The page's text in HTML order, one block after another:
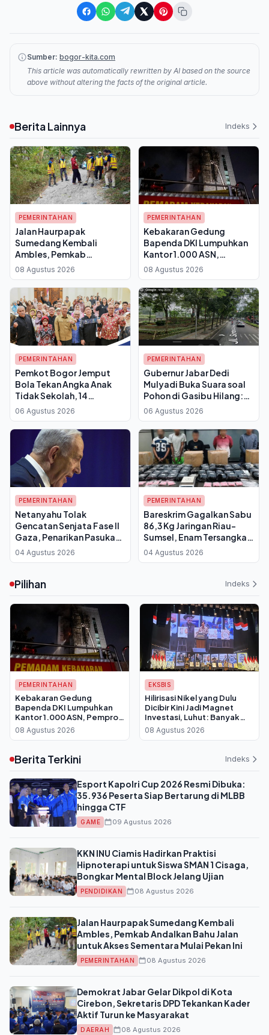
Sumber: bogor-kita.com
This article was automatically rewritten by AI based on the source
above without altering the facts of the original article.
Berita Lainnya Indeks
PEMERINTAHAN
Jalan Haurpapak
Sumedang Kembali
Ambles, Pemkab
Andalkan Bahu Jalan
untuk Akses Sementara
Mulai Pekan Ini
08 Agustus 2026
PEMERINTAHAN
Kebakaran Gedung
Bapenda DKI Lumpuhkan
Kantor 1.000 ASN,
Pemprov Berlakukan WFH
Bergantian
08 Agustus 2026
PEMERINTAHAN
Pemkot Bogor Jemput
Bola Tekan Angka Anak
Tidak Sekolah, 14
Kelurahan Belum Punya
PKBM
06 Agustus 2026
PEMERINTAHAN
Gubernur Jabar Dedi
Mulyadi Buka Suara soal
Pohon di Gasibu Hilang:
Angsana Kecil Diganti 50
Pohon Asem Jawa
06 Agustus 2026
PEMERINTAHAN
Netanyahu Tolak
Gencatan Senjata Fase II
Gaza, Penarikan Pasukan
Israel Batal Dilakukan
04 Agustus 2026
PEMERINTAHAN
Bareskrim Gagalkan Sabu
86,3 Kg Jaringan Riau-
Sumsel, Enam Tersangka
dan Dua DPO
04 Agustus 2026
Pilihan Indeks
PEMERINTAHAN
Kebakaran Gedung
Bapenda DKI Lumpuhkan
Kantor 1.000 ASN, Pemprov
Berlakukan WFH Bergantian
08 Agustus 2026
EKSBIS
Hilirisasi Nikel yang Dulu
Dicibir Kini Jadi Magnet
Investasi, Luhut: Banyak
yang Antre Temui Bahlil
08 Agustus 2026
Berita Terkini Indeks
Esport Kapolri Cup 2026 Resmi Dibuka:
35.936 Peserta Siap Bertarung di MLBB
hingga CTF
GAME 09 Agustus 2026
KKN INU Ciamis Hadirkan Praktisi
Hipnoterapi untuk Siswa SMAN 1 Cisaga,
Bongkar Mental Block Jelang Ujian
PENDIDIKAN 08 Agustus 2026
Jalan Haurpapak Sumedang Kembali
Ambles, Pemkab Andalkan Bahu Jalan
untuk Akses Sementara Mulai Pekan Ini
PEMERINTAHAN 08 Agustus 2026
Demokrat Jabar Gelar Dikpol di Kota
Cirebon, Sekretaris DPD Tekankan Kader
Aktif Turun ke Masyarakat
DAERAH 08 Agustus 2026